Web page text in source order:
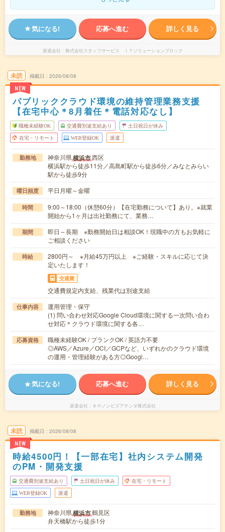
気になる! 応募へ進む 詳しく見る
派遣会社 株式会社スタッフサービス ＩＴソリューションブロック
未読
NEW
掲載日 2026/08/08
パブリッククラウド環境の維持管理業務支援
【在宅中心＊8月着任＊電話対応なし】
職種未経験OK 交通費別途支給あり 土日祝日が休み
在宅・リモート WEB登録OK 派遣
勤務地 神奈川県横浜市西区
横浜駅から徒歩11分／高島町駅から徒歩6分／みなとみらい
駅から徒歩9分
曜日頻度 平日月曜～金曜
時間
9:00～18:00（休憩60分）【在宅勤務について】あり。※就業
開始から1ヶ月は出社勤務にて、業務…
期間
即日～長期 ※勤務開始日は相談OK！現職中の方もお気軽に
ご相談ください
時給
2800円～ ※月給45万円以上 ※ご経験・スキルに応じて決
定いたします！
交通費
交通費規定内支給、残業代は別途支給
仕事内容
運用管理・保守
(1) 問い合わせ対応Google Cloud環境に関する一次問い合わ
せ対応＊クラウド環境に関する各…
応募資格
職種未経験OK / ブランクOK / 英語力不要
◎AWS／Azure／OCI／GCPなど、いずれかのクラウド環境
の運用・管理経験がある方◎Googl…
気になる! 応募へ進む 詳しく見る
派遣会社 キヤノンビズアテンダ株式会社
未読
NEW
掲載日 2026/08/08
時給4500円！【一部在宅】社内システム開発
のPM・開発支援
交通費別途支給あり 土日祝日が休み 在宅・リモート
WEB登録OK 派遣
勤務地 神奈川県横浜市鶴見区
弁天橋駅から徒歩1分